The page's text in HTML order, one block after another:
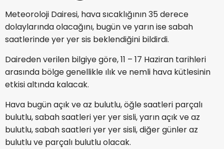
Meteoroloji Dairesi, hava sıcaklığının 35 derece
dolaylarında olacağını, bugün ve yarın ise sabah
saatlerinde yer yer sis beklendiğini bildirdi.
Daireden verilen bilgiye göre, 11 – 17 Haziran tarihleri
arasında bölge genellikle ılık ve nemli hava kütlesinin
etkisi altında kalacak.
Hava bugün açık ve az bulutlu, öğle saatleri parçalı
bulutlu, sabah saatleri yer yer sisli, yarın açık ve az
bulutlu, sabah saatleri yer yer sisli, diğer günler az
bulutlu ve parçalı bulutlu olacak.